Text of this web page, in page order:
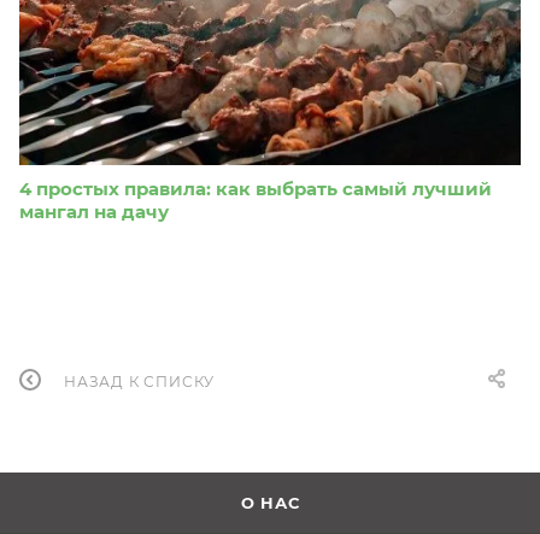
4 простых правила: как выбрать самый лучший
мангал на дачу
НАЗАД К СПИСКУ
О НАС